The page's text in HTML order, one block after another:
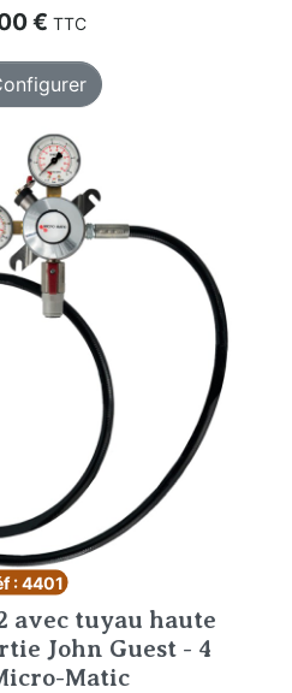
€ TTC
: 4401
avec tuyau haute
John Guest - 4
Matic